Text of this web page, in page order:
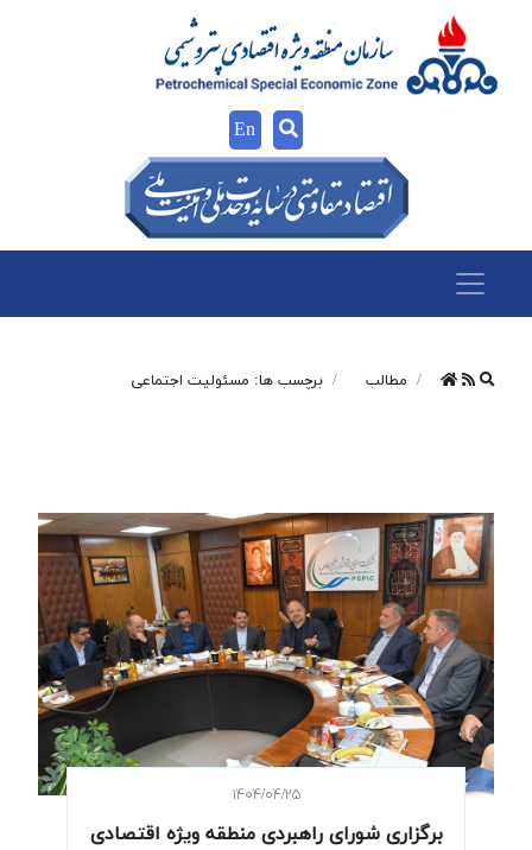
En
مطالب برچسب ها: مسئولیت اجتماعی
۱۴۰۴/۰۴/۲۵
برگزاری شورای راهبردی منطقه ویژه اقتصادی